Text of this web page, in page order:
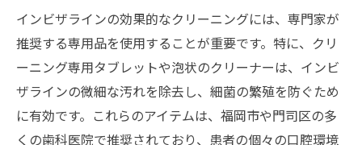
しいクリーニング習慣
歯科医が薦めるクリーニング手順
インビザラインケアにおける歯科医の役割
習慣化するためのステップバイステップガ
イド
インビザラインの効果的なクリーニングには、専門家が
推奨する専用品を使用することが重要です。特に、クリ
ーニング専用タブレットや泡状のクリーナーは、インビ
ザラインの微細な汚れを除去し、細菌の繁殖を防ぐため
に有効です。これらのアイテムは、福岡市や門司区の多
くの歯科医院で推奨されており、患者の個々の口腔環境